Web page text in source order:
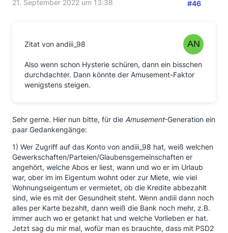
21. September 2022 um 13:38 #46
Zitat von andiii_98
Also wenn schon Hysterie schüren, dann ein bisschen
durchdachter. Dann könnte der Amusement-Faktor
wenigstens steigen.
Sehr gerne. Hier nun bitte, für die Amusement-Generation ein
paar Gedankengänge:
1) Wer Zugriff auf das Konto von andiii_98 hat, weiß welchen
Gewerkschaften/Parteien/Glaubensgemeinschaften er
angehört, welche Abos er liest, wann und wo er im Urlaub
war, ober im im Eigentum wohnt oder zur Miete, wie viel
Wohnungseigentum er vermietet, ob die Kredite abbezahlt
sind, wie es mit der Gesundheit steht. Wenn andiii dann noch
alles per Karte bezahlt, dann weiß die Bank noch mehr, z.B.
immer auch wo er getankt hat und welche Vorlieben er hat.
Jetzt sag du mir mal, wofür man es brauchte, dass mit PSD2